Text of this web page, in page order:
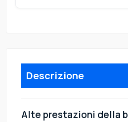
Descrizione
Alte prestazioni della